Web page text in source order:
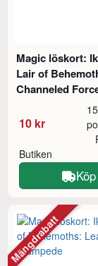
Magic löskort:
Lair of
Channeled
10 kr
Butiken
Köp
Mängdrabatt